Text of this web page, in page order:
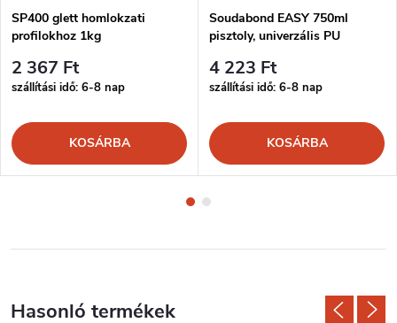
SP400 glett homlokzati
profilokhoz 1kg
2 367 Ft
szállítási idő: 6-8 nap
KOSÁRBA
Soudabond EASY 750ml
pisztoly, univerzális PU
4 223 Ft
szállítási idő: 6-8 nap
KOSÁRBA